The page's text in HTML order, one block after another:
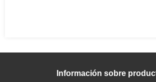
Información sobre